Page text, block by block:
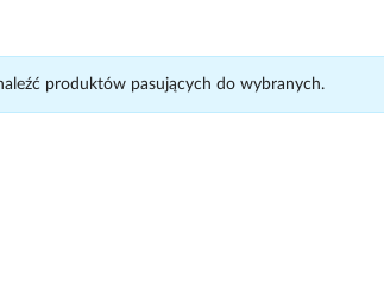
produktów pasujących do wybranych.